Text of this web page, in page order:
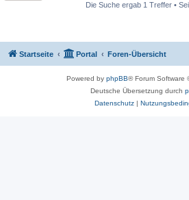
Die Suche ergab 1 Treffer •
Startseite Portal Foren-Übersicht
Powered by phpBB® Forum Software
Deutsche Übersetzung durch
Datenschutz|